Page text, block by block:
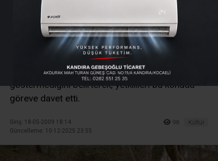
tarihine sahip çıktı
Kandıra’nın Hacışeyh köyünde yaşayan 93
yaşındaki Mehmet Koca, köyde bulunan tarihi
eserlere vatandaşların ve yetkililerin gerekli özeni
göstermediğini belirterek, yetkilileri bu konuda
göreve davet etti.
Giriş: 18-05-2009 18:14
Güncelleme: 10-12-2025 23:55
98 Kültür